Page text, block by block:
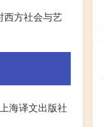
西方社会与艺
海译文出版社